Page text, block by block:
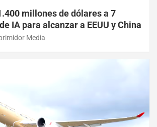
millones de dólares a 7
IA para alcanzar a EEUU y China
Media